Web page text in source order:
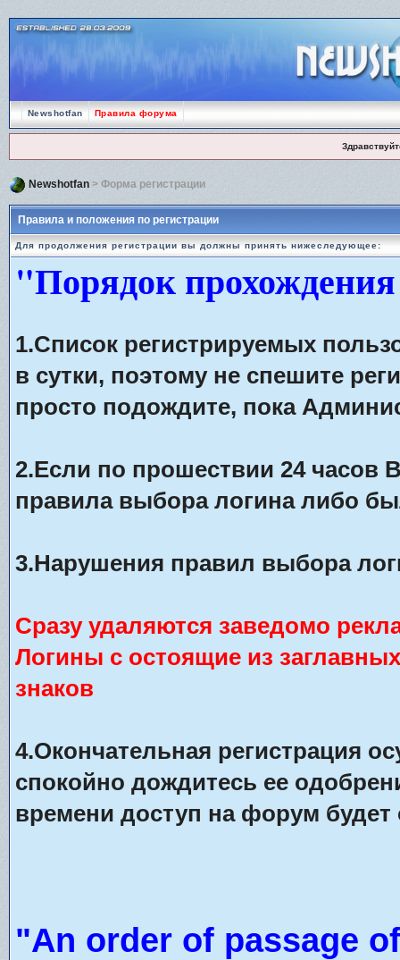
Newshotfan Правила форума
Newshotfan> Форма регистрации
Правила и положения по регистрации
Для продолжения регистрации вы должны принять нижеследующее:
"Порядок
1.Список регистрируемых
в сутки, поэтому не спешите
просто подождите, пока
2.Если по прошествии 24 часов
правила выбора логина либо
3.Нарушения правил выбора
Сразу удаляются заведомо
Логины с остоящие из
знаков
4.Окончательная регистрация
спокойно дождитесь ее
времени доступ на форум будет
"An order of passage